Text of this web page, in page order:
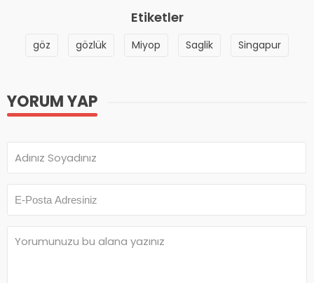
Etiketler
göz gözlük Miyop Saglik Singapur
YORUM YAP